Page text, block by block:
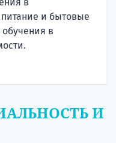
и бытовые
в
И